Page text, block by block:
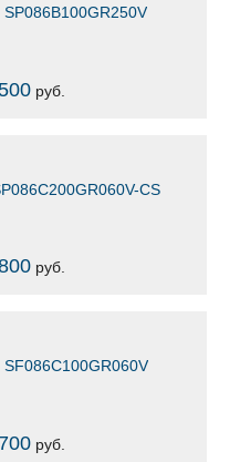
руб.
CS
руб.
руб.